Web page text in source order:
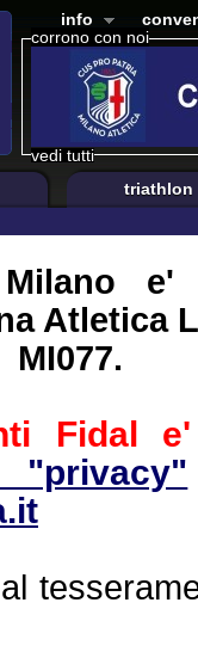
corrono con noi
vedi tutti
info
triathlon
e'
Atletica
Fidal
"privacy"